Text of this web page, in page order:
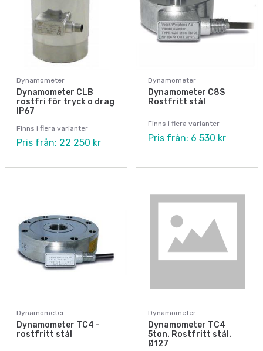
Dynamometer
Dynamometer CLB
rostfri för tryck o drag
IP67
Finns i flera varianter
Pris från: 22 250 kr
Dynamometer
Dynamometer C8S
Rostfritt stål
Finns i flera varianter
Pris från: 6 530 kr
Dynamometer
Dynamometer TC4 -
rostfritt stål
Dynamometer
Dynamometer TC4
5ton. Rostfritt stål.
Ø127